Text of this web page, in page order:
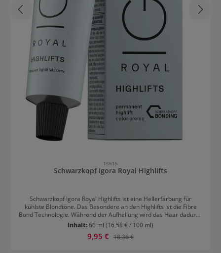
15615
Schwarzkopf Igora Royal Highlifts
Schwarzkopf Igora Royal Highlifts ist eine Hellerfärbung für
kühlste Blondtöne. Das Besondere an den Highlifts ist die Fibre
Bond Technologie. Während der Aufhellung wird das Haar dadurch
geschützt und Haarbruch minimiert. Mit den Igora Royal Highlifts
ist eine Blondierung, Aufhellung sowie Nuancierung möglich, ohne
die Haarstruktur zu schädigen. Mit der Hellerfärbung sind
Inhalt: 60 ml (16,58 € / 100 ml)
Verkaufspreis:
9,95 € Regulärer Preis:
18,36 €